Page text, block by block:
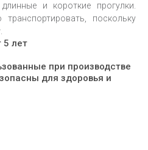
и короткие прогулки.
поскольку
5 лет
при производстве
для здоровья и